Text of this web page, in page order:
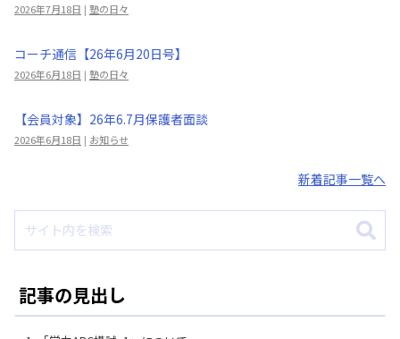
2026年7月18日 | 塾の日々
コーチ通信【26年6月20日号】
2026年6月18日 | 塾の日々
【会員対象】26年6.7月保護者面談
2026年6月18日 | お知らせ
新着記事一覧へ
記事の見出し